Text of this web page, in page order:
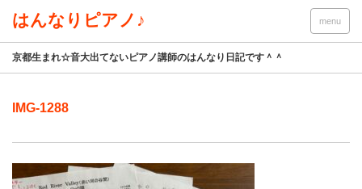
はんなりピアノ♪ menu
京都生まれ☆音大出てないピアノ講師のはんなり日記です＾＾
IMG-1288